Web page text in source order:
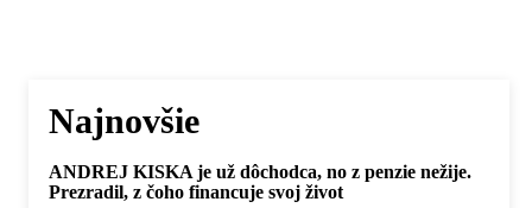
Najnovšie
ANDREJ KISKA je už dôchodca, no z penzie nežije.
Prezradil, z čoho financuje svoj život